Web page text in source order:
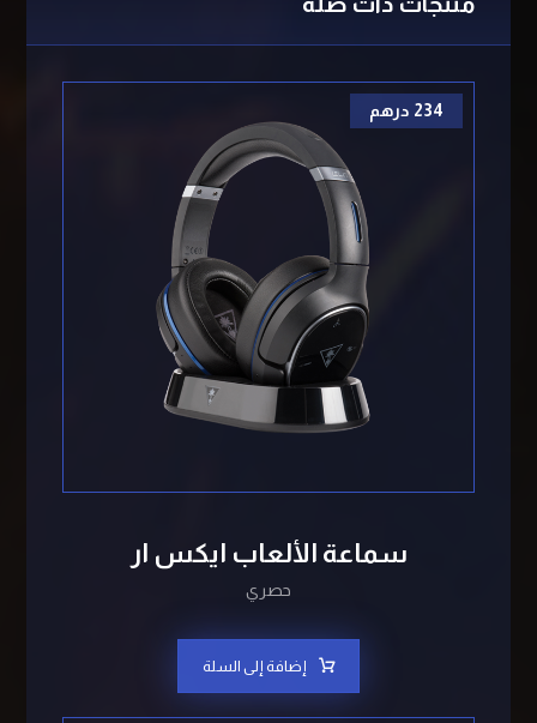
سماعة الألعاب ایکس ار
حصري
234 درهم
إضافة إلى السلة